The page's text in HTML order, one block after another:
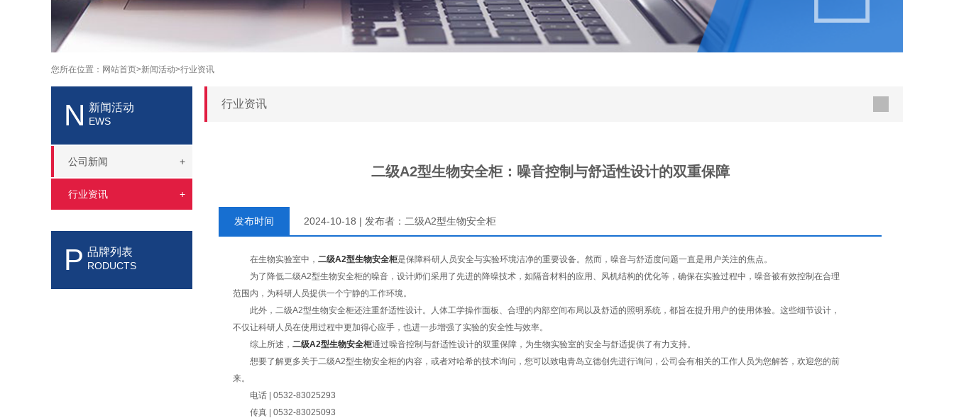
您所在位置： 网站首页>新闻活动>行业资讯
N 新闻活动
EWS
公司新闻 +
行业资讯 +
P 品牌列表
RODUCTS
行业资讯
二级A2型生物安全柜：噪音控制与舒适性设计的双重保障
发布时间 2024-10-18 | 发布者：二级A2型生物安全柜
在生物实验室中， 二级A2型生物安全柜是保障科研人员安全与实验环境洁净的重要设备。然而，噪音与舒适度问题一直是用户关注的焦点。
为了降低二级A2型生物安全柜的噪音，设计师们采用了先进的降噪技术，如隔音材料的应用、风机结构的优化等，确保在实验过程中，噪音被有效控制在合理
范围内，为科研人员提供一个宁静的工作环境。
此外，二级A2型生物安全柜还注重舒适性设计。人体工学操作面板、合理的内部空间布局以及舒适的照明系统，都旨在提升用户的使用体验。这些细节设计，
不仅让科研人员在使用过程中更加得心应手，也进一步增强了实验的安全性与效率。
综上所述， 二级A2型生物安全柜通过噪音控制与舒适性设计的双重保障，为生物实验室的安全与舒适提供了有力支持。
想要了解更多关于二级A2型生物安全柜的内容，或者对哈希的技术询问，您可以致电青岛立德创先进行询问，公司会有相关的工作人员为您解答，欢迎您的前
来。
电话 | 0532-83025293
传真 | 0532-83025093